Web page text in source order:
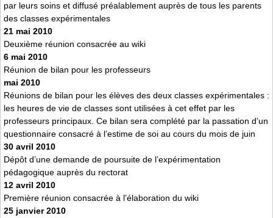
par leurs soins et diffusé préalablement auprès de tous les parents
des classes expérimentales
21 mai 2010
Deuxième réunion consacrée au wiki
6 mai 2010
Réunion de bilan pour les professeurs
mai 2010
Réunions de bilan pour les élèves des deux classes expérimentales :
les heures de vie de classes sont utilisées à cet effet par les
professeurs principaux. Ce bilan sera complété par la passation d’un
questionnaire consacré à l’estime de soi au cours du mois de juin
30 avril 2010
Dépôt d’une demande de poursuite de l’expérimentation
pédagogique auprès du rectorat
12 avril 2010
Première réunion consacrée à l’élaboration du wiki
25 janvier 2010